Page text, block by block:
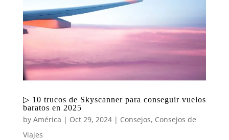
▷ 10 trucos de Skyscanner para conseguir vuelos
baratos en 2025
by América | Oct 29, 2024| Consejos, Consejos de
Viajes